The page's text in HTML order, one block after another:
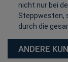
nicht nur bei
Steppwesten,
durch die
ANDERE